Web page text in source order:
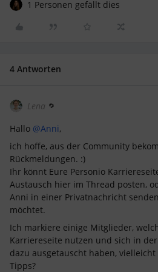
1 Personen gefällt dies
4 Antworten
Lena
Hallo @Anni,
ich hoffe, aus der Community
Rückmeldungen. :)
Ihr könnt Eure Personio
Austausch hier im Thread posten,
Anni in einer Privatnachricht
möchtet.
Ich markiere einige Mitglieder,
Karriereseite nutzen und sich in
dazu ausgetauscht haben,
Tipps?